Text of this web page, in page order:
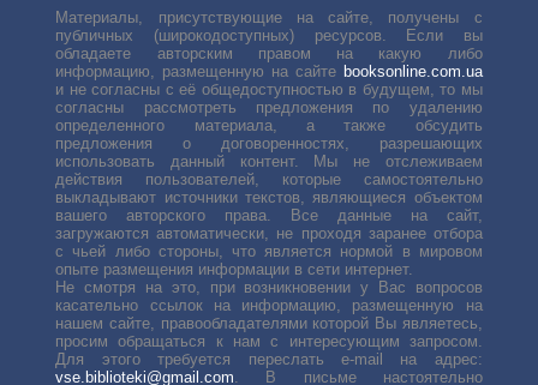
Материалы, присутствующие на сайте, получены с
публичных (широкодоступных) ресурсов. Если вы
обладаете авторским правом на какую либо
информацию, размещенную на сайте booksonline.com.ua
и не согласны с её общедоступностью в будущем, то мы
согласны рассмотреть предложения по удалению
определенного материала, а также обсудить
предложения о договоренностях, разрешающих
использовать данный контент. Мы не отслеживаем
действия пользователей, которые самостоятельно
выкладывают источники текстов, являющиеся объектом
вашего авторского права. Все данные на сайт,
загружаются автоматически, не проходя заранее отбора
с чьей либо стороны, что является нормой в мировом
опыте размещения информации в сети интернет.
Не смотря на это, при возникновении у Вас вопросов
касательно ссылок на информацию, размещенную на
нашем сайте, правообладателями которой Вы являетесь,
просим обращаться к нам с интересующим запросом.
Для этого требуется переслать е-mail на адрес:
vse.biblioteki@gmail.com. В письме настоятельно